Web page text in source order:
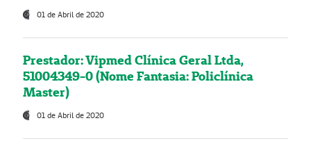
01 de Abril de 2020
Prestador: Vipmed Clínica Geral Ltda,
51004349-0 (Nome Fantasia: Policlínica
Master)
01 de Abril de 2020